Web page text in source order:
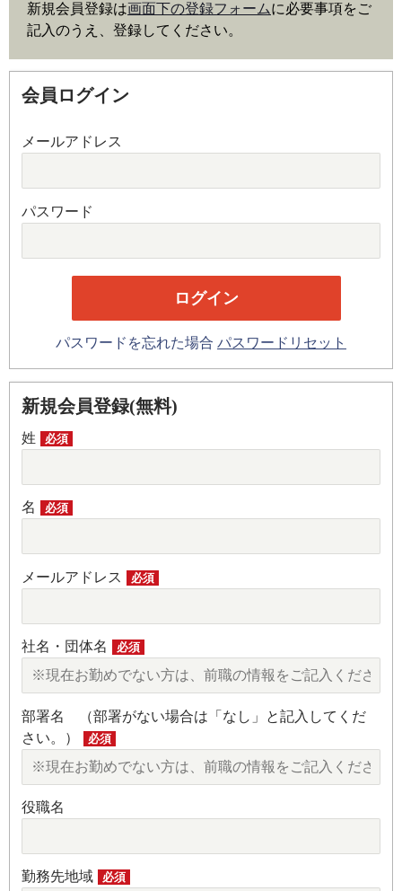
新規会員登録は画面下の登録フォームに必要事項をご
記入のうえ、登録してください。
会員ログイン
メールアドレス
パスワード
パスワードを忘れた場合 パスワードリセット
新規会員登録(無料)
姓 必須
名 必須
メールアドレス 必須
社名・団体名 必須
部署名 （部署がない場合は「なし」と記入してくだ
さい。）
必須
役職名
勤務先地域 必須